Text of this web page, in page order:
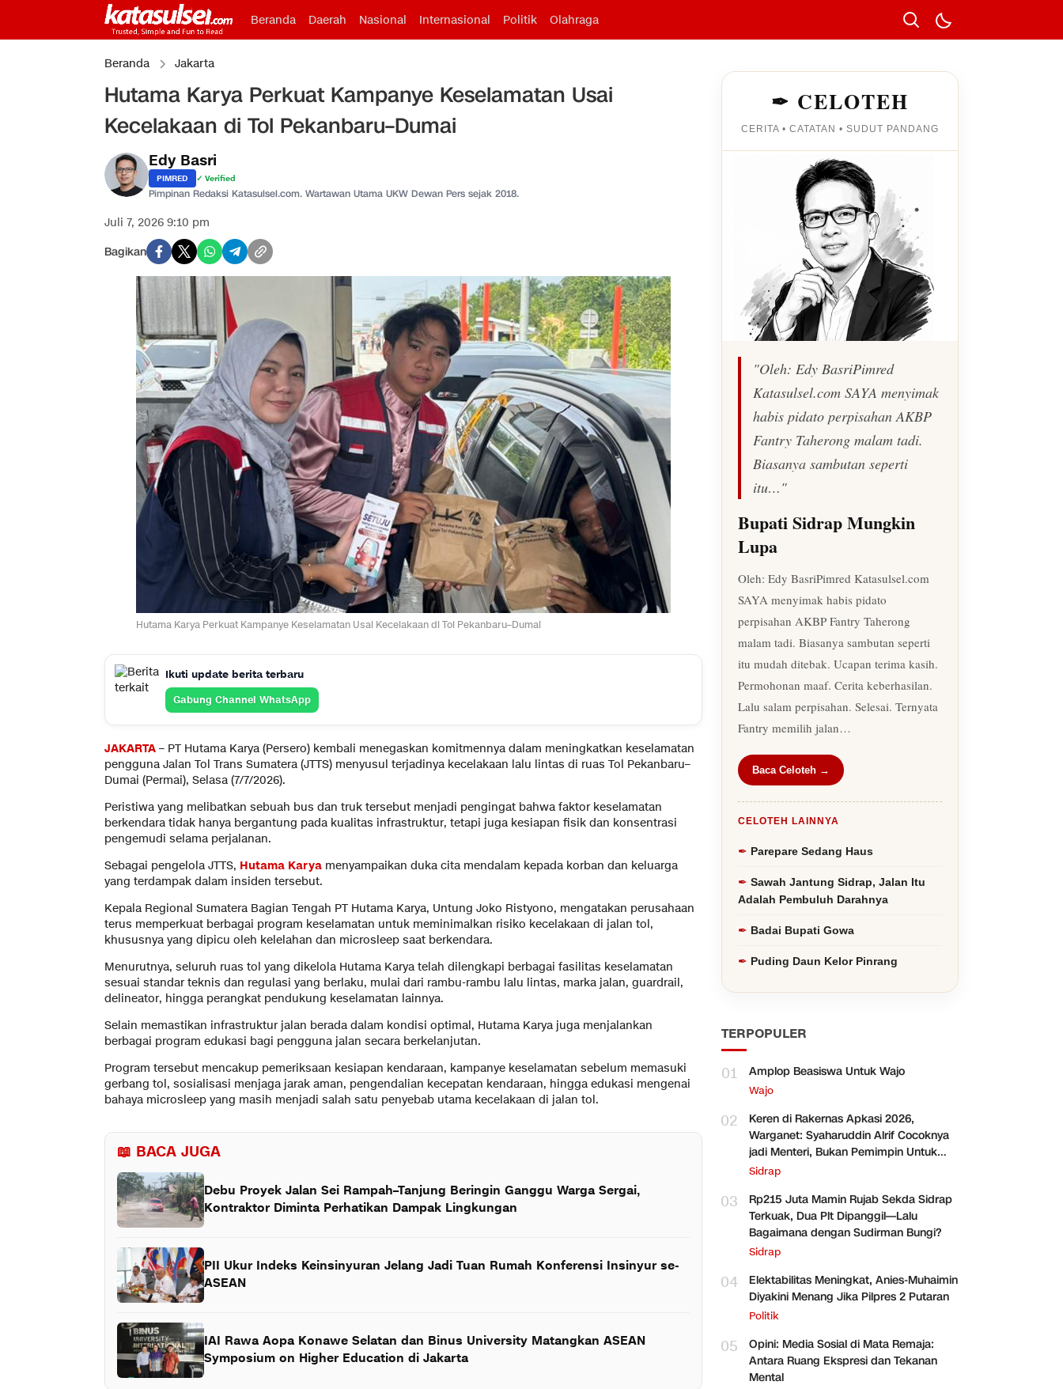
Beranda Daerah Nasional Internasional Politik Olahraga
Beranda Jakarta
Hutama Karya Perkuat Kampanye Keselamatan Usai
Kecelakaan di Tol Pekanbaru–Dumai
Edy Basri
PIMRED ✓ Verified
Pimpinan Redaksi Katasulsel.com. Wartawan Utama UKW Dewan Pers sejak 2018.
Juli 7, 2026 9:10 pm
Bagikan
Hutama Karya Perkuat Kampanye Keselamatan Usai Kecelakaan di Tol Pekanbaru–Dumai
Ikuti update berita terbaru
Gabung Channel WhatsApp
JAKARTA – PT Hutama Karya (Persero) kembali menegaskan komitmennya dalam meningkatkan keselamatan
pengguna Jalan Tol Trans Sumatera (JTTS) menyusul terjadinya kecelakaan lalu lintas di ruas Tol Pekanbaru–
Dumai (Permai), Selasa (7/7/2026).
Peristiwa yang melibatkan sebuah bus dan truk tersebut menjadi pengingat bahwa faktor keselamatan
berkendara tidak hanya bergantung pada kualitas infrastruktur, tetapi juga kesiapan fisik dan konsentrasi
pengemudi selama perjalanan.
Sebagai pengelola JTTS, Hutama Karya menyampaikan duka cita mendalam kepada korban dan keluarga
yang terdampak dalam insiden tersebut.
Kepala Regional Sumatera Bagian Tengah PT Hutama Karya, Untung Joko Ristyono, mengatakan perusahaan
terus memperkuat berbagai program keselamatan untuk meminimalkan risiko kecelakaan di jalan tol,
khususnya yang dipicu oleh kelelahan dan microsleep saat berkendara.
Menurutnya, seluruh ruas tol yang dikelola Hutama Karya telah dilengkapi berbagai fasilitas keselamatan
sesuai standar teknis dan regulasi yang berlaku, mulai dari rambu-rambu lalu lintas, marka jalan, guardrail,
delineator, hingga perangkat pendukung keselamatan lainnya.
Selain memastikan infrastruktur jalan berada dalam kondisi optimal, Hutama Karya juga menjalankan
berbagai program edukasi bagi pengguna jalan secara berkelanjutan.
Program tersebut mencakup pemeriksaan kesiapan kendaraan, kampanye keselamatan sebelum memasuki
gerbang tol, sosialisasi menjaga jarak aman, pengendalian kecepatan kendaraan, hingga edukasi mengenai
bahaya microsleep yang masih menjadi salah satu penyebab utama kecelakaan di jalan tol.
📖 BACA JUGA
Debu Proyek Jalan Sei Rampah–Tanjung Beringin Ganggu Warga Sergai,
Kontraktor Diminta Perhatikan Dampak Lingkungan
PII Ukur Indeks Keinsinyuran Jelang Jadi Tuan Rumah Konferensi Insinyur se-
ASEAN
IAI Rawa Aopa Konawe Selatan dan Binus University Matangkan ASEAN
Symposium on Higher Education di Jakarta
✒ CELOTEH
CERITA • CATATAN • SUDUT PANDANG
"Oleh: Edy BasriPimred
Katasulsel.com SAYA menyimak
habis pidato perpisahan AKBP
Fantry Taherong malam tadi.
Biasanya sambutan seperti
itu…"
Bupati Sidrap Mungkin
Lupa
Oleh: Edy BasriPimred Katasulsel.com
SAYA menyimak habis pidato
perpisahan AKBP Fantry Taherong
malam tadi. Biasanya sambutan seperti
itu mudah ditebak. Ucapan terima kasih.
Permohonan maaf. Cerita keberhasilan.
Lalu salam perpisahan. Selesai. Ternyata
Fantry memilih jalan…
Baca Celoteh →
CELOTEH LAINNYA
Parepare Sedang Haus
Sawah Jantung Sidrap, Jalan Itu
Adalah Pembuluh Darahnya
Badai Bupati Gowa
Puding Daun Kelor Pinrang
TERPOPULER
01 Amplop Beasiswa Untuk Wajo
Wajo
02
Keren di Rakernas Apkasi 2026,
Warganet: Syaharuddin Alrif Cocoknya
jadi Menteri, Bukan Pemimpin Untuk
Sidrap Saja
Sidrap
03
Rp215 Juta Mamin Rujab Sekda Sidrap
Terkuak, Dua Plt Dipanggil—Lalu
Bagaimana dengan Sudirman Bungi?
Sidrap
04
Elektabilitas Meningkat, Anies-Muhaimin
Diyakini Menang Jika Pilpres 2 Putaran
Politik
05
Opini: Media Sosial di Mata Remaja:
Antara Ruang Ekspresi dan Tekanan
Mental